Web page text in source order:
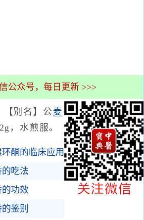
公众号，每日更新 >>>
名】公 麦
，水煎服。
环酮的临床应用
的吃法
的功效
鉴别